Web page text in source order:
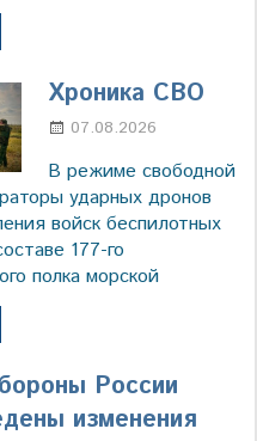
Хроника СВО
07.08.2026
В режиме свободной
ударных дронов
войск беспилотных
177-го
полка морской
России
изменения